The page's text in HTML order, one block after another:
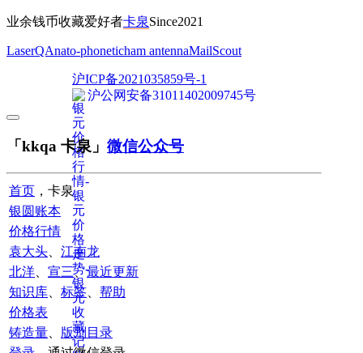
业余钱币收藏爱好者卡泉Since2021
LaserQAnato-phoneticham antennaMailScout
沪ICP备2021035859号-1
沪公网安备31011402009745号
「kkqa 卡泉」 微信公众号
首页 ，卡泉
银圆账本
价格行情
袁大头
江南龙
北洋
宣三、最近更新
知识库
标签
帮助
价格表
铸造量
版别目录